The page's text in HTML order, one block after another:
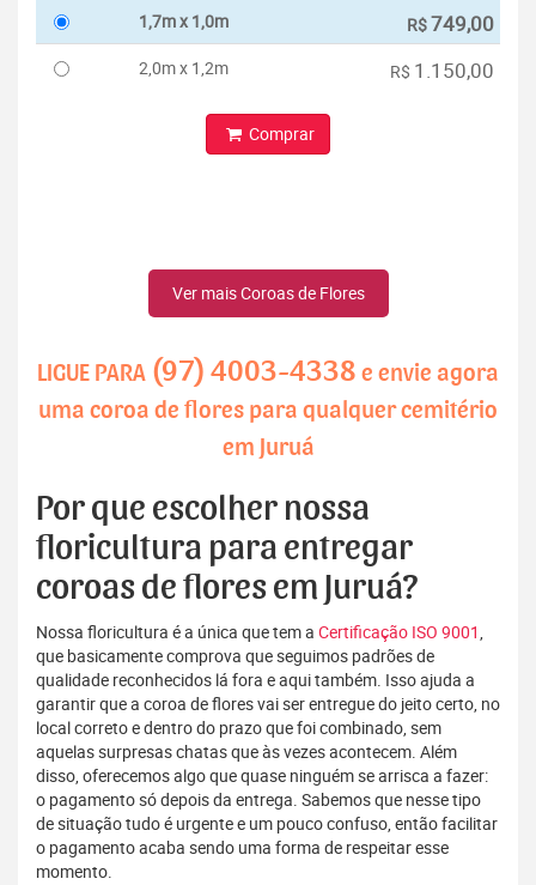
1,7m x 1,0m R$749,00
2,0m x 1,2m R$ 1.150,00
Comprar
Ver mais Coroas de Flores
LIGUE PARA (97) 4003-4338 e envie agora
uma coroa de flores para qualquer cemitério
em Juruá
Por que escolher nossa
floricultura para entregar
coroas de flores em Juruá?
Nossa floricultura é a única que tem a Certificação ISO 9001,
que basicamente comprova que seguimos padrões de
qualidade reconhecidos lá fora e aqui também. Isso ajuda a
garantir que a coroa de flores vai ser entregue do jeito certo, no
local correto e dentro do prazo que foi combinado, sem
aquelas surpresas chatas que às vezes acontecem. Além
disso, oferecemos algo que quase ninguém se arrisca a fazer:
o pagamento só depois da entrega. Sabemos que nesse tipo
de situação tudo é urgente e um pouco confuso, então facilitar
o pagamento acaba sendo uma forma de respeitar esse
momento.